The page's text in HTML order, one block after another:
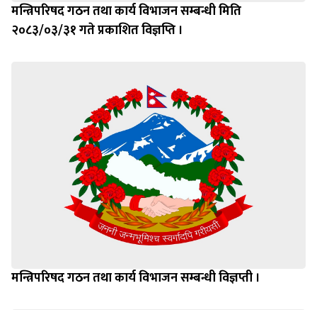
मन्त्रिपरिषद गठन तथा कार्य विभाजन सम्बन्धी मिति
२०८३/०३/३१ गते प्रकाशित विज्ञप्ति ।
मन्त्रिपरिषद गठन तथा कार्य विभाजन सम्बन्धी विज्ञप्ती ।